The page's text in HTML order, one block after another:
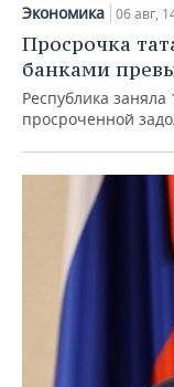
Экономика 06 авг,
Просрочка
банками
Республика
просроченной